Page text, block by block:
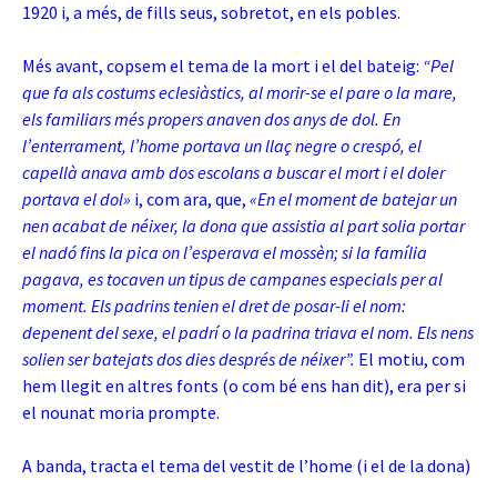
1920 i, a més, de fills seus, sobretot, en els pobles.
Més avant, copsem el tema de la mort i el del bateig: “Pel
que fa als costums eclesiàstics, al morir-se el pare o la mare,
els familiars més propers anaven dos anys de dol. En
l’enterrament, l’home portava un llaç negre o crespó, el
capellà anava amb dos escolans a buscar el mort i el doler
portava el dol» i, com ara, que, «En el moment de batejar un
nen acabat de néixer, la dona que assistia al part solia portar
el nadó fins la pica on l’esperava el mossèn; si la família
pagava, es tocaven un tipus de campanes especials per al
moment. Els padrins tenien el dret de posar-li el nom:
depenent del sexe, el padrí o la padrina triava el nom. Els nens
solien ser batejats dos dies després de néixer”. El motiu, com
hem llegit en altres fonts (o com bé ens han dit), era per si
el nounat moria prompte.
A banda, tracta el tema del vestit de l’home (i el de la dona)